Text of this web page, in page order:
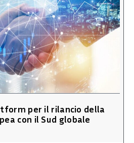
per il rilancio della
con il Sud globale